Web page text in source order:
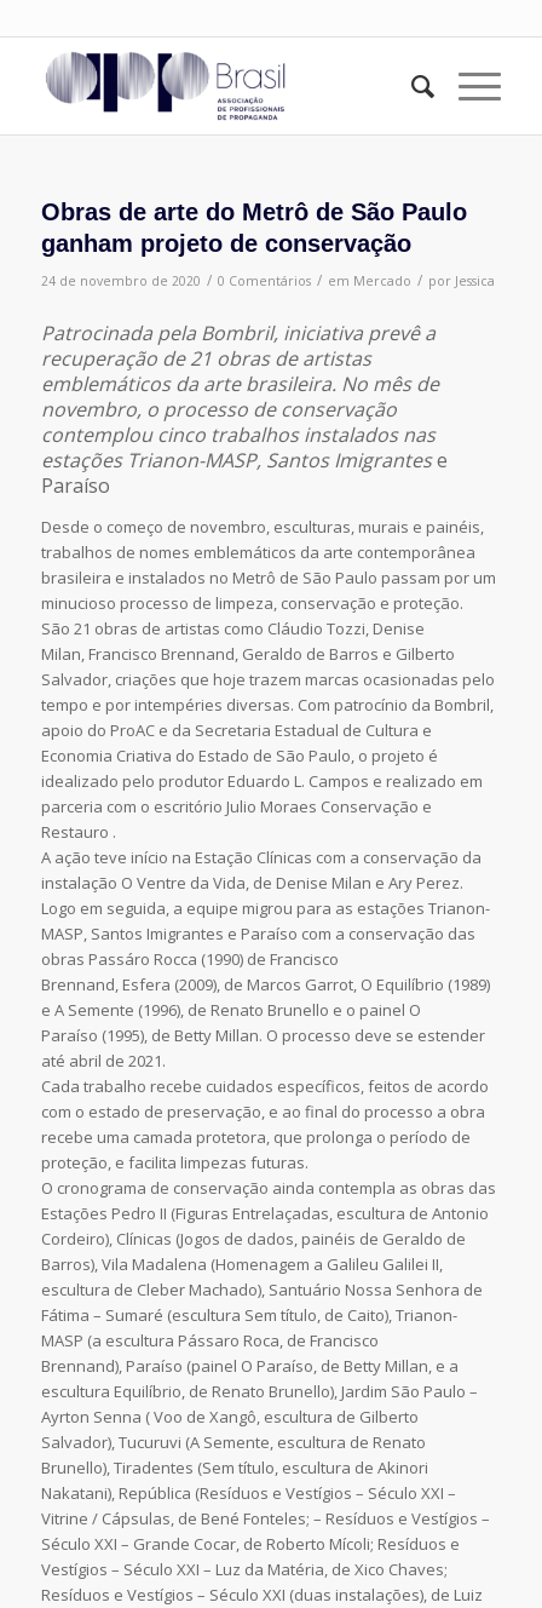
Obras de arte do Metrô de São Paulo
ganham projeto de conservação
24 de novembro de 2020 / 0 Comentários / em Mercado / por Jessica
Patrocinada pela Bombril, iniciativa prevê a
recuperação de 21 obras de artistas
emblemáticos da arte brasileira. No mês de
novembro, o processo de conservação
contemplou cinco trabalhos instalados nas
estações Trianon-MASP, Santos Imigrantese
Paraíso
Desde o começo de novembro, esculturas, murais e painéis,
trabalhos de nomes emblemáticos da arte contemporânea
brasileira e instalados no Metrô de São Paulo passam por um
minucioso processo de limpeza, conservação e proteção.
São 21 obras de artistas como Cláudio Tozzi, Denise
Milan, Francisco Brennand, Geraldo de Barros e Gilberto
Salvador, criações que hoje trazem marcas ocasionadas pelo
tempo e por intempéries diversas. Com patrocínio da Bombril,
apoio do ProAC e da Secretaria Estadual de Cultura e
Economia Criativa do Estado de São Paulo, o projeto é
idealizado pelo produtor Eduardo L. Campos e realizado em
parceria com o escritório Julio Moraes Conservação e
Restauro .
A ação teve início na Estação Clínicas com a conservação da
instalação O Ventre da Vida, de Denise Milan e Ary Perez.
Logo em seguida, a equipe migrou para as estações Trianon-
MASP, Santos Imigrantes e Paraíso com a conservação das
obras Passáro Rocca (1990) de Francisco
Brennand, Esfera (2009), de Marcos Garrot, O Equilíbrio (1989)
e A Semente (1996), de Renato Brunello e o painel O
Paraíso (1995), de Betty Millan. O processo deve se estender
até abril de 2021.
Cada trabalho recebe cuidados específicos, feitos de acordo
com o estado de preservação, e ao final do processo a obra
recebe uma camada protetora, que prolonga o período de
proteção, e facilita limpezas futuras.
O cronograma de conservação ainda contempla as obras das
Estações Pedro II (Figuras Entrelaçadas, escultura de Antonio
Cordeiro), Clínicas (Jogos de dados, painéis de Geraldo de
Barros), Vila Madalena (Homenagem a Galileu Galilei II,
escultura de Cleber Machado), Santuário Nossa Senhora de
Fátima – Sumaré (escultura Sem título, de Caito), Trianon-
MASP (a escultura Pássaro Roca, de Francisco
Brennand), Paraíso (painel O Paraíso, de Betty Millan, e a
escultura Equilíbrio, de Renato Brunello), Jardim São Paulo –
Ayrton Senna ( Voo de Xangô, escultura de Gilberto
Salvador), Tucuruvi (A Semente, escultura de Renato
Brunello), Tiradentes (Sem título, escultura de Akinori
Nakatani), República (Resíduos e Vestígios – Século XXI –
Vitrine / Cápsulas, de Bené Fonteles; – Resíduos e Vestígios –
Século XXI – Grande Cocar, de Roberto Mícoli; Resíduos e
Vestígios – Século XXI – Luz da Matéria, de Xico Chaves;
Resíduos e Vestígios – Século XXI (duas instalações), de Luiz